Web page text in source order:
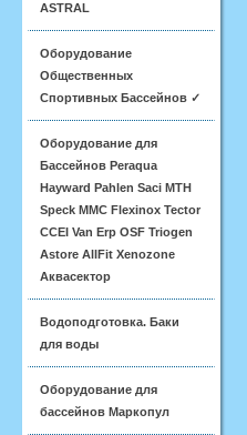
ASTRAL
Оборудование
Общественных
Спортивных Бассейнов ✓
Оборудование для
Бассейнов Peraqua
Hayward Pahlen Saci MTH
Speck MMC Flexinox Tector
CCEI Van Erp OSF Triogen
Astore AllFit Xenozone
Аквасектор
Водоподготовка. Баки
для воды
Оборудование для
бассейнов Маркопул